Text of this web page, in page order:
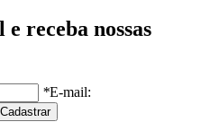
receba nossas
*E-mail: